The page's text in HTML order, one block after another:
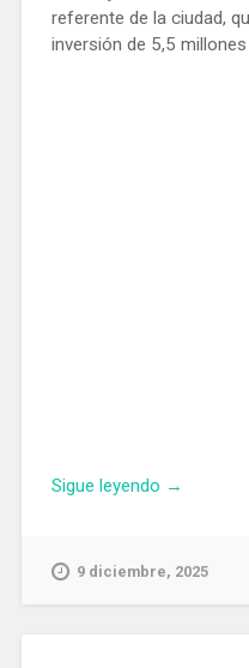
referente de la ciudad,
inversión de 5,5
Sigue leyendo «Adif
nueva
→
9 diciembre, 2025